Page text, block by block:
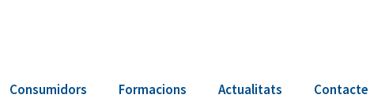
Consumidors Formacions Actualitats Contacte